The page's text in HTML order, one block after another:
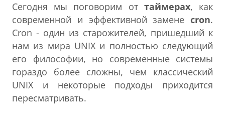
Сегодня мы поговорим от таймерах, как
современной и эффективной замене cron.
Cron - один из старожителей, пришедший к
нам из мира UNIX и полностью следующий
его философии, но современные системы
гораздо более сложны, чем классический
UNIX и некоторые подходы приходится
пересматривать.